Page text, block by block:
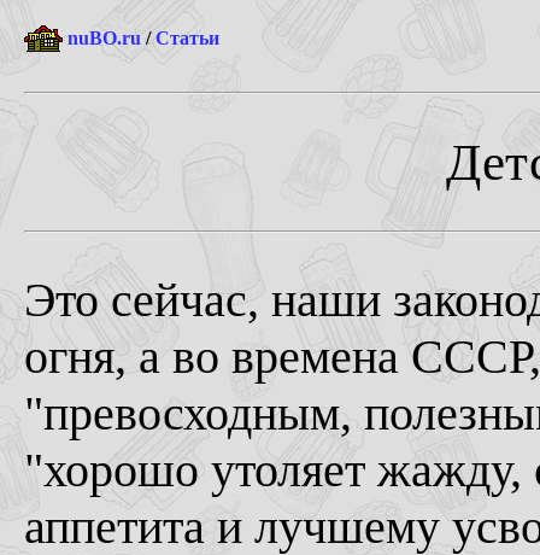
nuBO.ru /Статьи
Это сейчас, наши
огня, а во времена
"превосходным,
"хорошо утоляет
аппетита и лучшему